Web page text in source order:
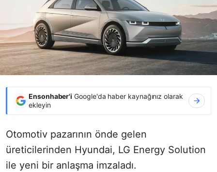
Ensonhaber'i Google'da haber kaynağınız olarak
ekleyin
Otomotiv pazarının önde gelen
üreticilerinden Hyundai, LG Energy Solution
ile yeni bir anlaşma imzaladı.